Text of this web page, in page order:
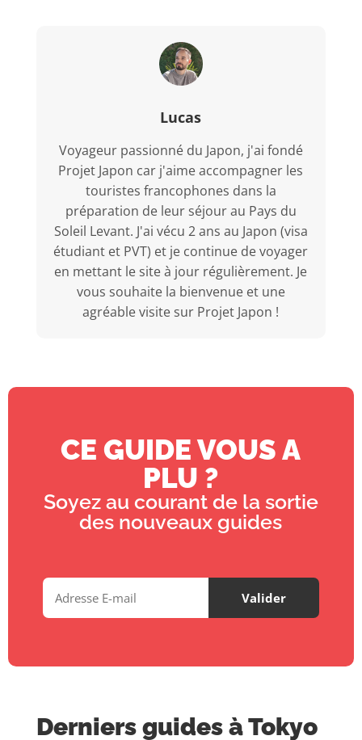
Lucas
Voyageur passionné du Japon, j'ai fondé
Projet Japon car j'aime accompagner les
touristes francophones dans la
préparation de leur séjour au Pays du
Soleil Levant. J'ai vécu 2 ans au Japon (visa
étudiant et PVT) et je continue de voyager
en mettant le site à jour régulièrement. Je
vous souhaite la bienvenue et une
agréable visite sur Projet Japon !
CE GUIDE VOUS A
PLU ?
Soyez au courant de la sortie
des nouveaux guides
Derniers guides à Tokyo